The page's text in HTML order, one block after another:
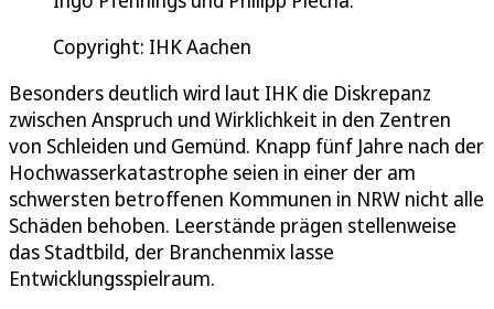
Copyright: IHK Aachen
Besonders deutlich wird laut IHK die Diskrepanz
zwischen Anspruch und Wirklichkeit in den Zentren
von Schleiden und Gemünd. Knapp fünf Jahre nach der
Hochwasserkatastrophe seien in einer der am
schwersten betroffenen Kommunen in NRW nicht alle
Schäden behoben. Leerstände prägen stellenweise
das Stadtbild, der Branchenmix lasse
Entwicklungsspielraum.